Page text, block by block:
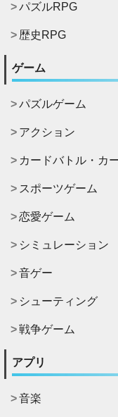
パズルRPG
歴史RPG
ゲーム
パズルゲーム
アクション
カードバトル・カ
スポーツゲーム
恋愛ゲーム
シミュレーション
音ゲー
シューティング
戦争ゲーム
アプリ
音楽